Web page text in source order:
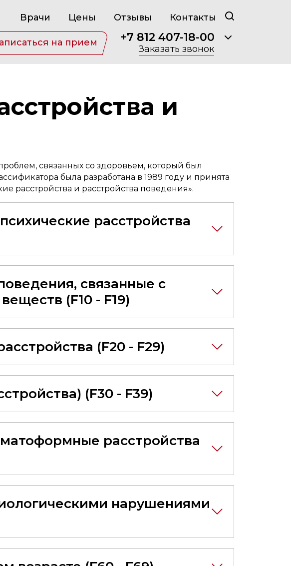
Врачи Цены Отзывы Контакты
на прием +7 812 407-18-00
Заказать звонок
и
связанных со здоровьем, который был
была разработана в 1989 году и принята
расстройства и расстройства поведения».
расстройства
связанные с
(F10 - F19)
(F20 - F29)
(F30 - F39)
расстройства
нарушениями